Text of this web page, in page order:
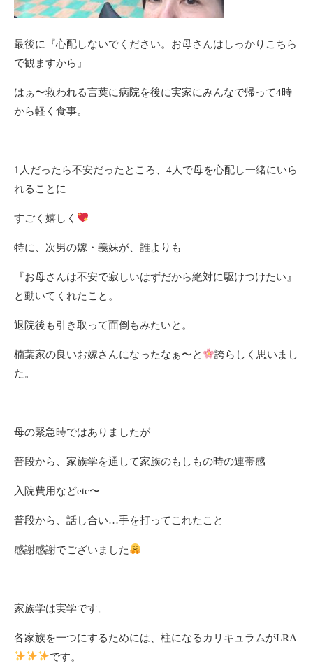
最後に『心配しないでください。お母さんはしっかりこちら
で観ますから』
はぁ〜救われる言葉に病院を後に実家にみんなで帰って4時
から軽く食事。
1人だったら不安だったところ、4人で母を心配し一緒にいら
れることに
すごく嬉しく
特に、次男の嫁・義妹が、誰よりも
『お母さんは不安で寂しいはずだから絶対に駆けつけたい』
と動いてくれたこと。
退院後も引き取って面倒もみたいと。
楠葉家の良いお嫁さんになったなぁ〜と
誇らしく思いまし
た。
母の緊急時ではありましたが
普段から、家族学を通して家族のもしもの時の連帯感
入院費用などetc〜
普段から、話し合い…手を打ってこれたこと
感謝感謝でございました
家族学は実学です。
各家族を一つにするためには、柱になるカリキュラムがLRA
です。